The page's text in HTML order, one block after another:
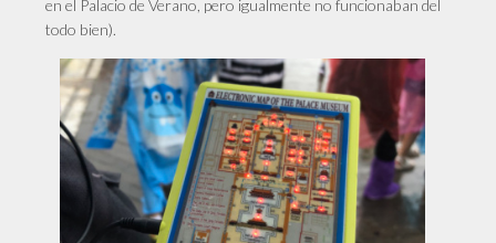
en el Palacio de Verano, pero igualmente no funcionaban del
todo bien).